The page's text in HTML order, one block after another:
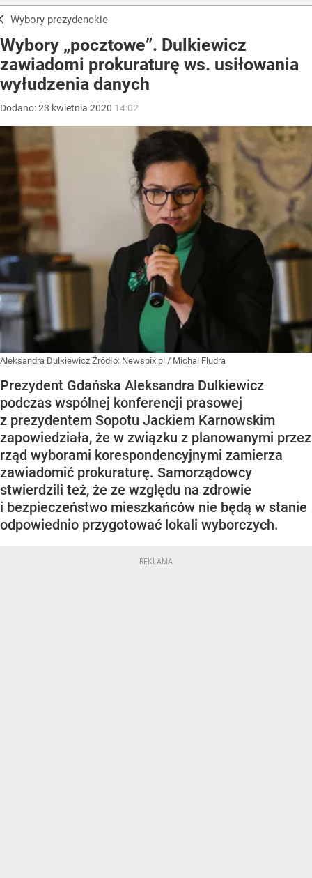
Wybory prezydenckie
Wybory „pocztowe”. Dulkiewicz
zawiadomi prokuraturę ws. usiłowania
wyłudzenia danych
Dodano:23 kwietnia 2020 14:02
Aleksandra Dulkiewicz Źródło: Newspix.pl / Michal Fludra
Prezydent Gdańska Aleksandra Dulkiewicz
podczas wspólnej konferencji prasowej
z prezydentem Sopotu Jackiem Karnowskim
zapowiedziała, że w związku z planowanymi przez
rząd wyborami korespondencyjnymi zamierza
zawiadomić prokuraturę. Samorządowcy
stwierdzili też, że ze względu na zdrowie
i bezpieczeństwo mieszkańców nie będą w stanie
odpowiednio przygotować lokali wyborczych.